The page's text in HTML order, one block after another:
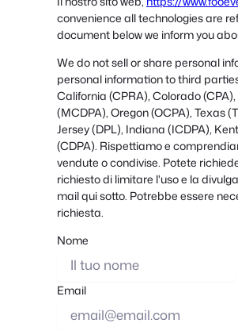
convenience all technologies are
document below we inform you
We do not sell or share personal
personal information to third
California (CPRA), Colorado
(MCDPA), Oregon (OCPA), Texas
Jersey (DPL), Indiana (ICDPA),
(CDPA). Rispettiamo e
vendute o condivise. Potete
richiesto di limitare l'uso e la
mail qui sotto. Potrebbe essere
richiesta.
Nome
Email